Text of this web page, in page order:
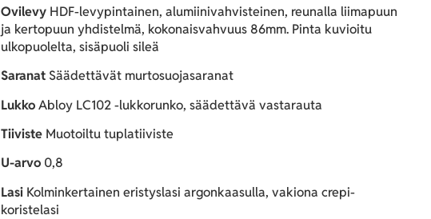
Ovilevy HDF-levypintainen, alumiinivahvisteinen, reunalla liimapuun
ja kertopuun yhdistelmä, kokonaisvahvuus 86mm. Pinta kuvioitu
ulkopuolelta, sisäpuoli sileä
Saranat Säädettävät murtosuojasaranat
LukkoAbloy LC102 -lukkorunko, säädettävä vastarauta
Tiiviste Muotoiltu tuplatiiviste
U-arvo 0,8
Lasi Kolminkertainen eristyslasi argonkaasulla, vakiona crepi-
koristelasi